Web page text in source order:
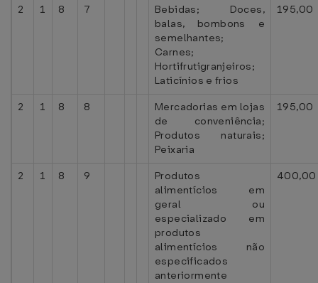
2 1 8 7
Bebidas; Doces,
balas, bombons e
semelhantes;
Carnes;
Hortifrutigranjeiros;
Laticínios e frios
195,00
2 1 8 8
Mercadorias em lojas
de conveniência;
Produtos naturais;
Peixaria
195,00
2 1 8 9
Produtos
alimentícios em
geral ou
especializado em
produtos
alimentícios não
especificados
anteriormente
400,00